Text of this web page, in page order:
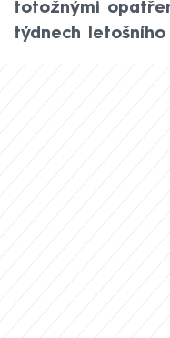
totožnými
týdnech letošního